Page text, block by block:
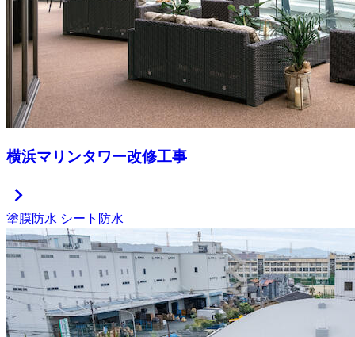
横浜マリンタワー改修工事
chevron_right
塗膜防水 シート防水